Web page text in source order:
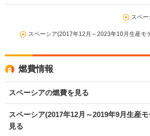
スペ
スペーシア(2017年12月～2023年10月生産モ
燃費情報
スペーシアの燃費を見る
スペーシア(2017年12月～2019年9月生産
見る